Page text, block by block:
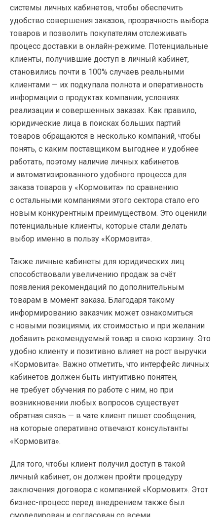
системы личных кабинетов, чтобы обеспечить
удобство совершения заказов, прозрачность выбора
товаров и позволить покупателям отслеживать
процесс доставки в онлайн-режиме. Потенциальные
клиенты, получившие доступ в личный кабинет,
становились почти в 100% случаев реальными
клиентами — их подкупала полнота и оперативность
информации о продуктах компании, условиях
реализации и совершенных заказах. Как правило,
юридические лица в поисках больших партий
товаров обращаются в несколько компаний, чтобы
понять, с каким поставщиком выгоднее и удобнее
работать, поэтому наличие личных кабинетов
и автоматизированного удобного процесса для
заказа товаров у «Кормовита» по сравнению
с остальными компаниями этого сектора стало его
новым конкурентным преимуществом. Это оценили
потенциальные клиенты, которые стали делать
выбор именно в пользу «Кормовита».
Также личные кабинеты для юридических лиц
способствовали увеличению продаж за счёт
появления рекомендаций по дополнительным
товарам в момент заказа. Благодаря такому
информированию заказчик может ознакомиться
с новыми позициями, их стоимостью и при желании
добавить рекомендуемый товар в свою корзину. Это
удобно клиенту и позитивно влияет на рост выручки
«Кормовита». Важно отметить, что интерфейс личных
кабинетов должен быть интуитивно понятен,
не требует обучения по работе с ним, но при
возникновении любых вопросов существует
обратная связь — в чате клиент пишет сообщения,
на которые оперативно отвечают консультанты
«Кормовита».
Для того, чтобы клиент получил доступ в такой
личный кабинет, он должен пройти процедуру
заключения договора с компанией «Кормовит». Этот
бизнес-процесс перед внедрением также был